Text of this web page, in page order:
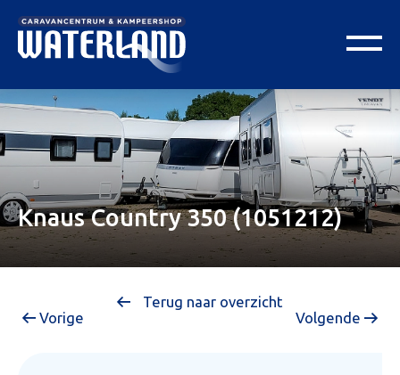
Knaus Country 350 (1051212)
Terug naar overzicht
Vorige
Volgende